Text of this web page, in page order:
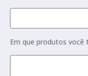
Em que produtos